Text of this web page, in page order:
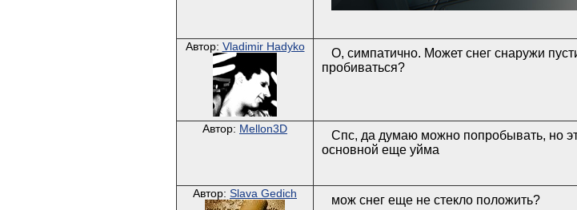
Автор: Vladimir Hadyko
О, симпатично. Может снег снаружи
пробиваться?
Автор: Mellon3D
Спс, да думаю можно попробывать, но
основной еще уйма
Автор: Slava Gedich мож снег еще не стекло положить?